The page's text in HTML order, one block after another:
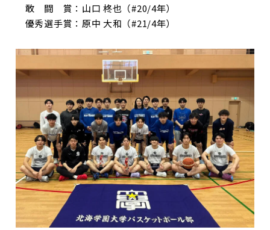
敢 闘 賞：山口 柊也（#20/4年）
優秀選手賞：原中 大和（#21/4年）